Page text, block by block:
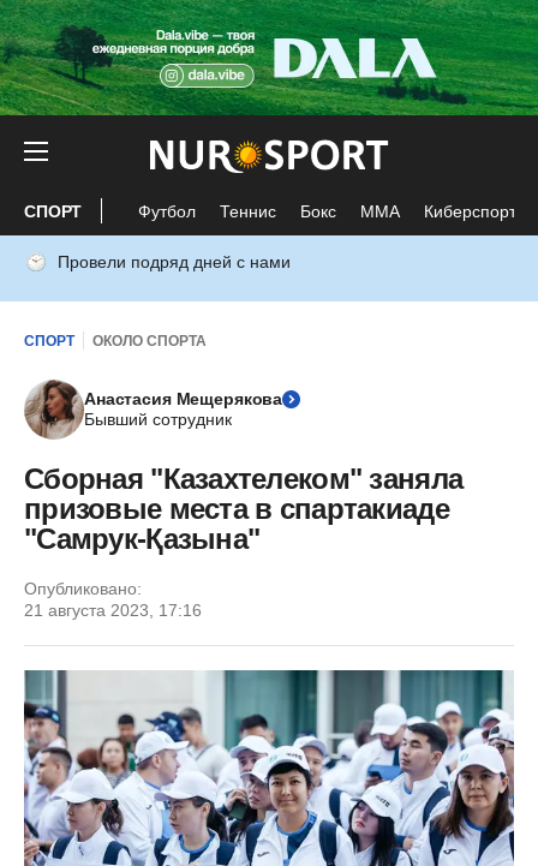
СПОРТ Футбол Теннис Бокс ММА Киберспорт
Провели подряд дней с нами
СПОРТ ОКОЛО СПОРТА
Анастасия Мещерякова
Бывший сотрудник
Сборная "Казахтелеком" заняла
призовые места в спартакиаде
"Самрук-Қазына"
Опубликовано:
21 августа 2023, 17:16